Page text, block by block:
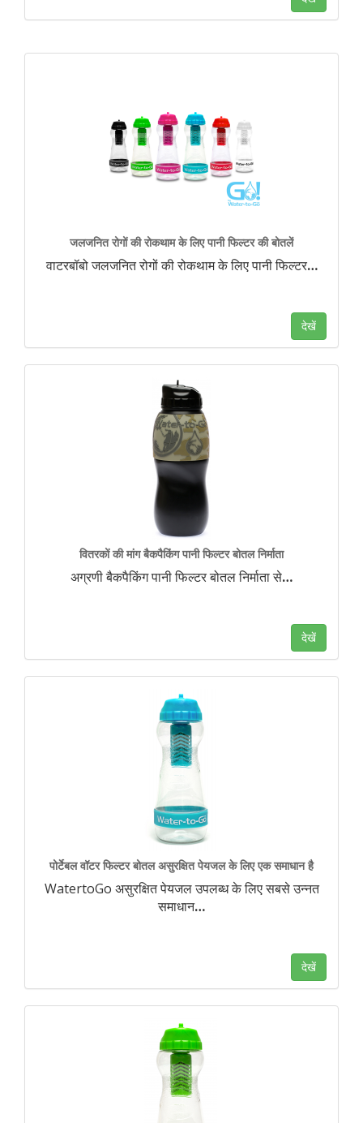
जलजनित रोगों की रोकथाम के लिए पानी फिल्टर की बोतलें
वाटरबॉबो जलजनित रोगों की रोकथाम के लिए पानी फिल्टर…
देखें
वितरकों की मांग बैकपैकिंग पानी फिल्टर बोतल निर्माता
अग्रणी बैकपैकिंग पानी फिल्टर बोतल निर्माता से…
देखें
पोर्टेबल वॉटर फिल्टर बोतल असुरक्षित पेयजल के लिए एक समाधान है
WatertoGo असुरक्षित पेयजल उपलब्ध के लिए सबसे उन्नत
समाधान…
देखें